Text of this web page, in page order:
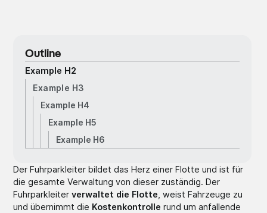
Outline
Example H2
Example H3
Example H4
Example H5
Example H6
Der Fuhrparkleiter bildet das Herz einer Flotte und ist für
die gesamte Verwaltung von dieser zuständig. Der
Fuhrparkleiterverwaltet die Flotte , weist Fahrzeuge zu
und übernimmt die Kostenkontrolle rund um anfallende